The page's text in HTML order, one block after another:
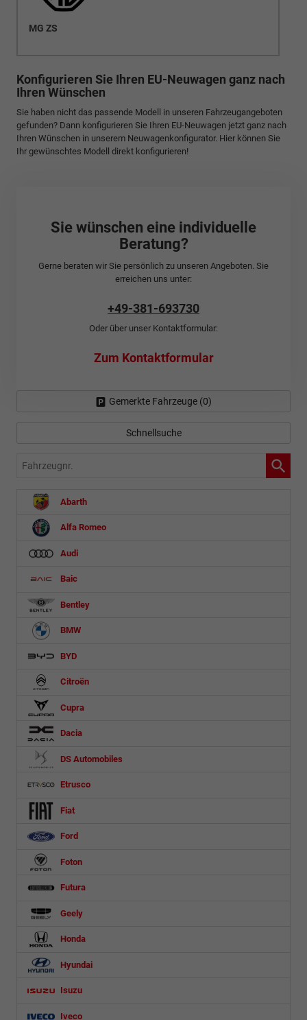
MG ZS
Konfigurieren Sie Ihren EU-Neuwagen ganz nach
Ihren Wünschen
Sie haben nicht das passende Modell in unseren Fahrzeugangeboten
gefunden? Dann konfigurieren Sie Ihren EU-Neuwagen jetzt ganz nach
Ihren Wünschen in unserem Neuwagenkonfigurator. Hier können Sie
Ihr gewünschtes Modell direkt konfigurieren!
Sie wünschen eine individuelle
Beratung?
Gerne beraten wir Sie persönlich zu unseren Angeboten. Sie
erreichen uns unter:
+49-381-693730
Oder über unser Kontaktformular:
Zum Kontaktformular
Gemerkte Fahrzeuge (0)
Schnellsuche
Fahrzeugnr.
Abarth
Alfa Romeo
Audi
Baic
Bentley
BMW
BYD
Citroën
Cupra
Dacia
DS Automobiles
Etrusco
Fiat
Ford
Foton
Futura
Geely
Honda
Hyundai
Isuzu
Iveco